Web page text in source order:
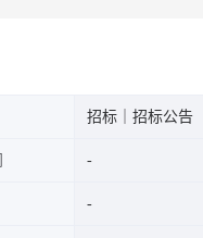
招标｜招标公告